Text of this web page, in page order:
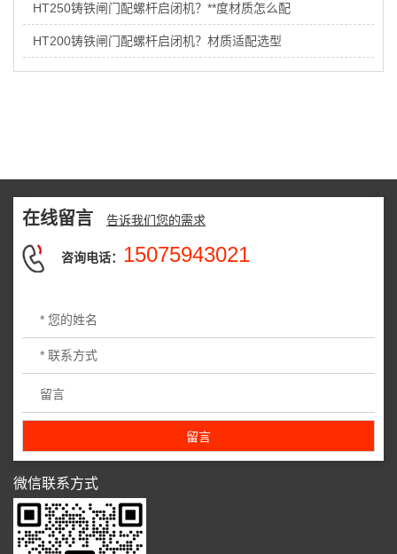
HT250铸铁闸门配螺杆启闭机？**度材质怎么配
HT200铸铁闸门配螺杆启闭机？材质适配选型
在线留言 告诉我们您的需求
咨询电话： 15075943021
微信联系方式